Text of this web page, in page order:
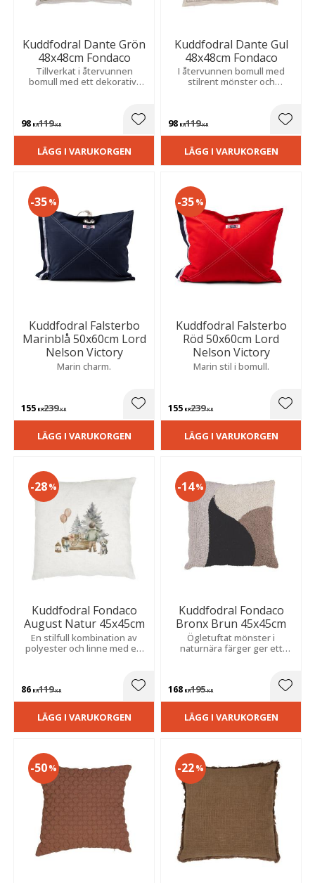
Kuddfodral Dante Grön
48x48cm Fondaco
Tillverkat i återvunnen
bomull med ett dekorativt
98 KR119KR Lägg till i favoriter
LÄGG I VARUKORGEN
Kuddfodral Dante Gul
48x48cm Fondaco
I återvunnen bomull med
stilrent mönster och
98 KR119KR
LÄGG I VARUKORGEN
Kuddfodral Falsterbo
Marinblå 50x60cm Lord
Nelson Victory
Marin charm.
155 KR239KR
35%
Lägg till i favoriter
LÄGG I VARUKORGEN
Kuddfodral Falsterbo
Röd 50x60cm Lord
Nelson Victory
Marin stil i bomull.
155 KR239KR
35%
LÄGG I VARUKORGEN
Kuddfodral Fondaco
August Natur 45x45cm
En stilfull kombination av
polyester och linne med ett
86 KR119KR
28%
Lägg till i favoriter
LÄGG I VARUKORGEN
Kuddfodral Fondaco
Bronx Brun 45x45cm
Ögletuftat mönster i
naturnära färger ger ett
baksidan i canvas skapar en
stilren kontrast.
168 KR195KR
14%
LÄGG I VARUKORGEN
50% 22%